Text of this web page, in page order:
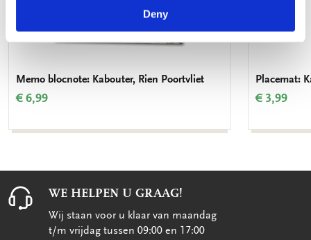
Deny
Memo blocnote: Kabouter, Rien Poortvliet
€ 6,99
Placemat:
€ 3,99
WE HELPEN U GRAAG!
Wij staan voor u klaar van maandag
t/m vrijdag tussen 09:00 en 17:00